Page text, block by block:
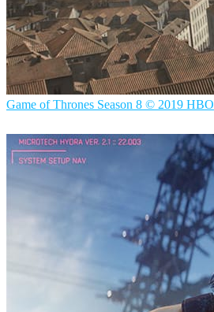
Game of Thrones Season 8 © 2019 HBO
ScanlineVFX